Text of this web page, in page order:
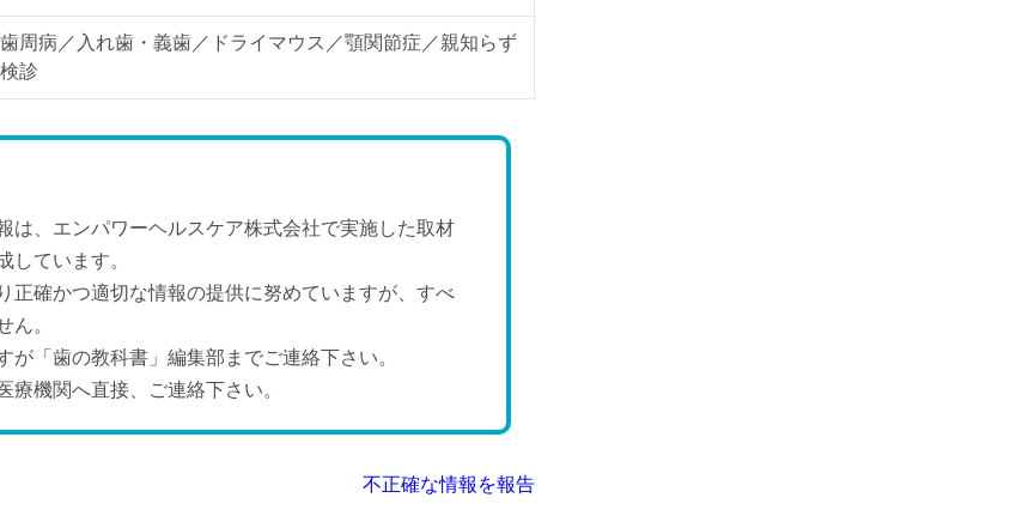
周病／入れ歯・義歯／ドライマウス／顎関節症／親知らず
診
は、エンパワーヘルスケア株式会社で実施した取材
しています。
正確かつ適切な情報の提供に努めていますが、すべ
ん。
「歯の教科書」編集部までご連絡下さい。
機関へ直接、ご連絡下さい。
不正確な情報を報告